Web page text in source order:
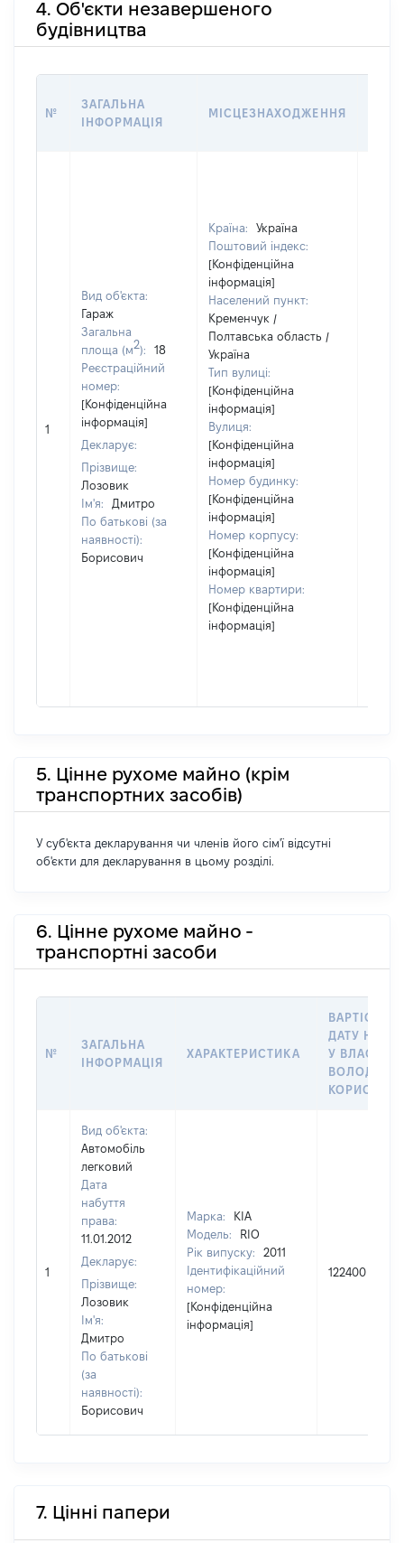
4. Об'єкти незавершеного
будівництва
№
ЗАГАЛЬНА
ІНФОРМАЦІЯ
МІСЦЕЗНАХОДЖЕННЯ
1
Вид об'єкта:
Гараж
Загальна
площа (м2):
18
Реєстраційний
номер:
[Конфіденційна
інформація]
Декларує:
Прізвище:
Лозовик
Ім'я:
Дмитро
По батькові (за
наявності):
Борисович
Країна:
Україна
Поштовий індекс:
[Конфіденційна
інформація]
Населений пункт:
Кременчук /
Полтавська область /
Україна
Тип вулиці:
[Конфіденційна
інформація]
Вулиця:
[Конфіденційна
інформація]
Номер будинку:
[Конфіденційна
інформація]
Номер корпусу:
[Конфіденційна
інформація]
Номер квартири:
[Конфіденційна
інформація]
5. Цінне рухоме майно (крім
транспортних засобів)
У суб'єкта декларування чи членів його сім'ї відсутні
об'єкти для декларування в цьому розділі.
6. Цінне рухоме майно -
транспортні засоби
№
ЗАГАЛЬНА
ІНФОРМАЦІЯ
ХАРАКТЕРИСТИКА
ВАРТІСТЬ
ДАТУ
У
1
Вид об'єкта:
Автомобіль
легковий
Дата
набуття
права:
11.01.2012
Декларує:
Прізвище:
Лозовик
Ім'я:
Дмитро
По батькові
(за
наявності):
Борисович
Марка:
KIA
Модель:
RIO
Рік випуску:
2011
Ідентифікаційний
номер:
[Конфіденційна
інформація]
122400
7. Цінні папери